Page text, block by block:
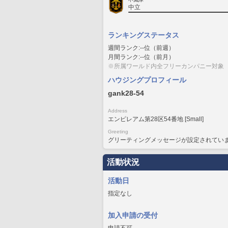
中立
ランキングステータス
週間ランク:--位（前週）
月間ランク:--位（前月）
※所属ワールド内全フリーカンパニー対象
ハウジングプロフィール
gank28-54
Address
エンピレアム第28区54番地 [Small]
Greeting
グリーティングメッセージが設定されてい
活動状況
活動日
指定なし
加入申請の受付